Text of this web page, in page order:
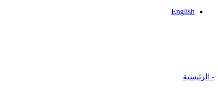
English
- الرئيسية